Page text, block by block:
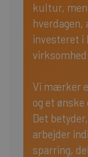
kultur,
hverdagen,
investeret i
Vi mærker
og et ønske
Det
arbejder
sparring,